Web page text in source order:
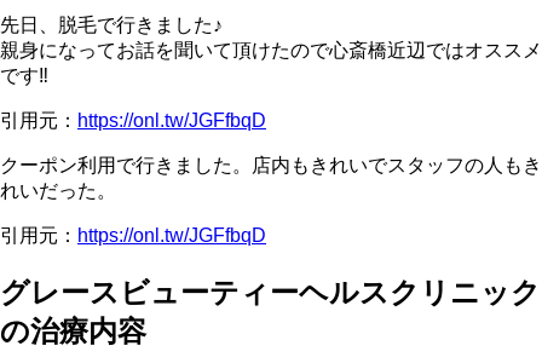
先日、脱毛で行きました♪
親身になってお話を聞いて頂けたので心斎橋近辺ではオススメ
です‼
引用元： https://onl.tw/JGFfbqD
クーポン利用で行きました。店内もきれいでスタッフの人もき
れいだった。
引用元： https://onl.tw/JGFfbqD
グレースビューティーヘルスクリニック
の治療内容